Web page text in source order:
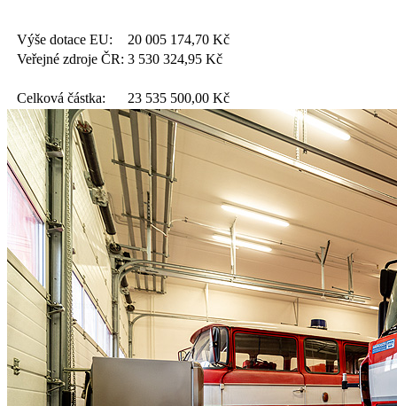
Výše dotace EU: 20 005 174,70 Kč
Veřejné zdroje ČR: 3 530 324,95 Kč
Celková částka: 23 535 500,00 Kč